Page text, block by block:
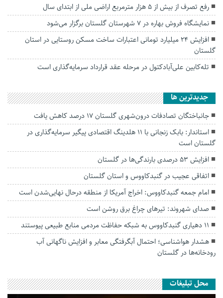
رفع تصرف از بیش از ۵ هزار مترمربع اراضی ملی از ابتدای سال
نمایشگاه فروش بهاره در ۷ شهرستان گلستان برگزار می‌شود
افزایش ۲۴ میلیارد تومانی اعتبارات ساخت مسکن روستایی در استان
گلستان
تله‌کابین علی‌آبادکتول در مرحله عقد قرارداد سرمایه‌گذاری است
جديدترين ها
جانباختگان تصادفات درون‌شهری گلستان ۱۷ درصد کاهش یافت
استاندار: بابک زنجانی با ۱۱ هلدینگ اقتصادی پیگیر سرمایه‌گذاری در
گلستان است
افزایش ۵۳ درصدی بارندگی‌ها در گلستان
اتفاقی عجیب در‌ گنبدکاووس و استان گلستان
امام جمعه گنبدکاووس: اخراج آمریکا از منطقه درحال نهایی‌شدن است
صدای شهروند: تیرهای چراغ برق روشن است
۱۱ دهیاری گنبدکاووس به شبکه حفاظت مردمی منابع طبیعی پیوستند
هشدار هواشناسی؛ احتمال آبگرفتگی معابر و افزایش ناگهانی آب
رودخانه‌ها در گلستان
محل تبلیغات